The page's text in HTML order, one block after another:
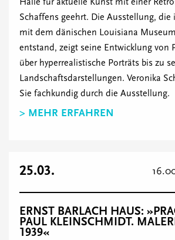
Schaffens geehrt. Die Ausstellung, die
mit dem dänischen Louisiana
entstand, zeigt seine Entwicklung von
über hyperrealistische Porträts bis zu
Landschaftsdarstellungen. Veronika
Sie fachkundig durch die Ausstellung.
> MEHR ERFAHREN
25.03.
ERNST BARLACH HAUS:
PAUL KLEINSCHMIDT.
1939«